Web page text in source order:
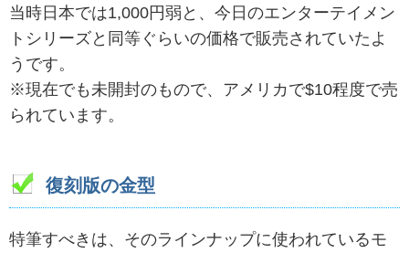
当時日本では1,000円弱と、今日のエンターテイメン
トシリーズと同等ぐらいの価格で販売されていたよ
うです。
※現在でも未開封のもので、アメリカで$10程度で売
られています。
復刻版の金型
特筆すべきは、そのラインナップに使われているモ